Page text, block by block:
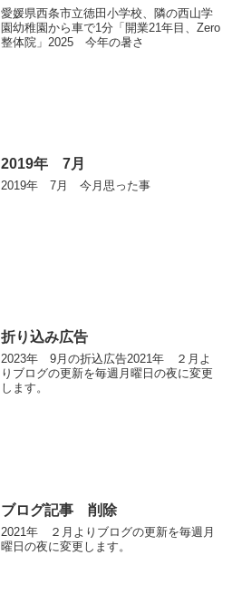
愛媛県西条市立徳田小学校、隣の西山学
園幼稚園から車で1分「開業21年目、Zero
整体院」2025 今年の暑さ
2019年 7月
2019年 7月 今月思った事
折り込み広告
2023年 9月の折込広告2021年 ２月よ
りブログの更新を毎週月曜日の夜に変更
します。
ブログ記事 削除
2021年 ２月よりブログの更新を毎週月
曜日の夜に変更します。